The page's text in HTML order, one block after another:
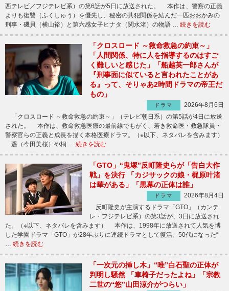
西テレビ／フジテレビ系）の第6話が5日に放送された。 本作は、警察の正義
よりも復讐（ふくしゅう）を優先し、秘密の共犯関係を結んだ一匹おおかみの
刑事・磯貝（横山裕）と第六感女子ヒナタ（関水渚）の物語 … 続きを読む
「クロスロード ～救命救急の約束～」
「人間関係、特に人を指導するのはすご
く難しいと感じた」「船越英一郎さんが
『刑事面に似ていると言われたことがあ
る』って、そりゃあ2時間ドラマの帝王だ
もの」
ドラマ
2026年8月6日
「クロスロード ～救命救急の約束～」（テレビ朝日系）の第5話が4日に放送
された。 本作は、救命救急医療の最前線でもがく、若き救命医・救急隊員・
警察官らの正義と成長を描く本格医療ドラマ。（※以下、ネタバレを含みます）
遥（今田美桜）や桐 … 続きを読む
「GTO」“鬼塚”反町隆史らが「告白大作
戦」を決行 「カジサックの娘・梶原叶渚
は華がある」「黒幕の正体は誰」
ドラマ
2026年8月4日
反町隆史が主演するドラマ「GTO」（カンテ
レ・フジテレビ系）の第3話が、3日に放送され
た。（※以下、ネタバレを含みます） 本作は、1998年に放送されて人気を博
した学園ドラマ「GTO」が28年ぶりに連続ドラマとして復活。50代になった“
… 続きを読む
「一次元の挿し木」“唯”白石聖の正体が
判明し騒然 「車椅子だったよね」「宗教
二世の“悠”山田涼介がつらい」